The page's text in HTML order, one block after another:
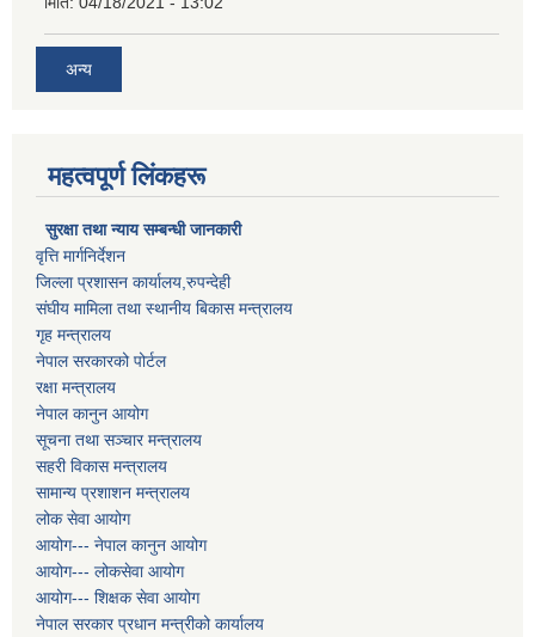
अन्य
महत्वपूर्ण लिंकहरू
सुरक्षा तथा न्याय सम्बन्धी जानकारी
वृत्ति मार्गनिर्देशन
जिल्ला प्रशासन कार्यालय,रुपन्देही
संघीय मामिला तथा स्थानीय बिकास मन्त्रालय
गृह मन्त्रालय
नेपाल सरकारको पोर्टल
रक्षा मन्त्रालय
नेपाल कानुन आयोग
सूचना तथा सञ्चार मन्त्रालय
सहरी विकास मन्त्रालय
सामान्य प्रशाशन मन्त्रालय
लोक सेवा आयोग
आयोग--- नेपाल कानुन आयोग
आयोग--- लोकसेवा आयोग
आयोग--- शिक्षक सेवा आयोग
नेपाल सरकार प्रधान मन्त्रीको कार्यालय